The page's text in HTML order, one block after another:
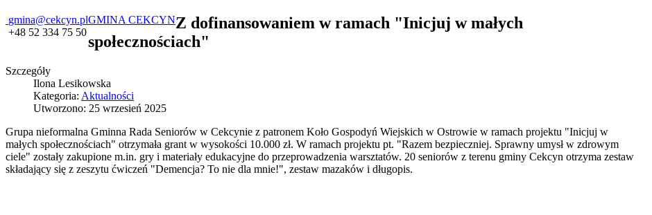
gmina@cekcyn.pl
+48 52 334 75 50
GMINA CEKCYNZ dofinansowaniem w ramach "Inicjuj w małych
społecznościach"
Szczegóły
Ilona Lesikowska
Kategoria: Aktualności
Utworzono: 25 wrzesień 2025
Grupa nieformalna Gminna Rada Seniorów w Cekcynie z patronem Koło Gospodyń Wiejskich w Ostrowie w ramach projektu "Inicjuj w
małych społecznościach" otrzymała grant w wysokości 10.000 zł. W ramach projektu pt. "Razem bezpieczniej. Sprawny umysł w zdrowym
ciele" zostały zakupione m.in. gry i materiały edukacyjne do przeprowadzenia warsztatów. 20 seniorów z terenu gminy Cekcyn otrzyma zestaw
składający się z zeszytu ćwiczeń "Demencja? To nie dla mnie!", zestaw mazaków i długopis.